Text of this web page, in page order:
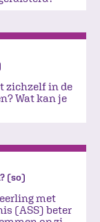
zichzelf in de
Wat kan je
(so)
met
(ASS) beter